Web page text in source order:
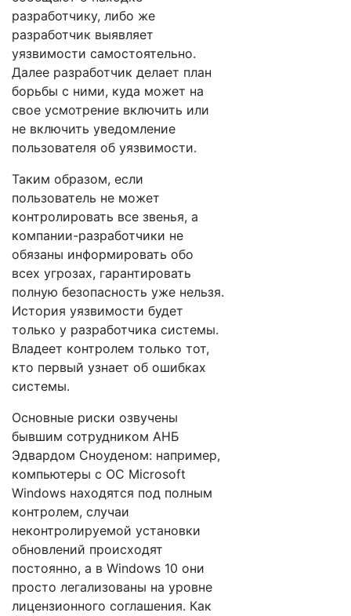
разработчику, либо же
разработчик выявляет
уязвимости самостоятельно.
Далее разработчик делает план
борьбы с ними, куда может на
свое усмотрение включить или
не включить уведомление
пользователя об уязвимости.
Таким образом, если
пользователь не может
контролировать все звенья, а
компании-разработчики не
обязаны информировать обо
всех угрозах, гарантировать
полную безопасность уже нельзя.
История уязвимости будет
только у разработчика системы.
Владеет контролем только тот,
кто первый узнает об ошибках
системы.
Основные риски озвучены
бывшим сотрудником АНБ
Эдвардом Сноуденом: например,
компьютеры с ОС Microsoft
Windows находятся под полным
контролем, случаи
неконтролируемой установки
обновлений происходят
постоянно, а в Windows 10 они
просто легализованы на уровне
лицензионного соглашения. Как